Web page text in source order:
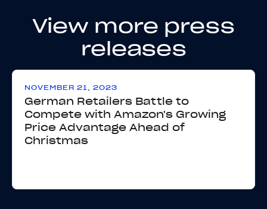
View more press
releases
NOVEMBER 21, 2023
German Retailers Battle to
Compete with Amazon's Growing
Price Advantage Ahead of
Christmas